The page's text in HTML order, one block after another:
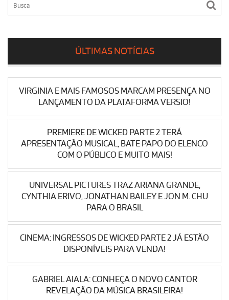
ÚLTIMAS NOTÍCIAS
VIRGINIA E MAIS FAMOSOS MARCAM PRESENÇA NO
LANÇAMENTO DA PLATAFORMA VERSIO!
PREMIERE DE WICKED PARTE 2 TERÁ
APRESENTAÇÃO MUSICAL, BATE PAPO DO ELENCO
COM O PÚBLICO E MUITO MAIS!
UNIVERSAL PICTURES TRAZ ARIANA GRANDE,
CYNTHIA ERIVO, JONATHAN BAILEY E JON M. CHU
PARA O BRASIL
CINEMA: INGRESSOS DE WICKED PARTE 2 JÁ ESTÃO
DISPONÍVEIS PARA VENDA!
GABRIEL AIALA: CONHEÇA O NOVO CANTOR
REVELAÇÃO DA MÚSICA BRASILEIRA!